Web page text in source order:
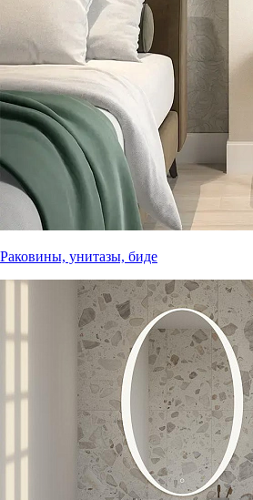
Раковины, унитазы, биде